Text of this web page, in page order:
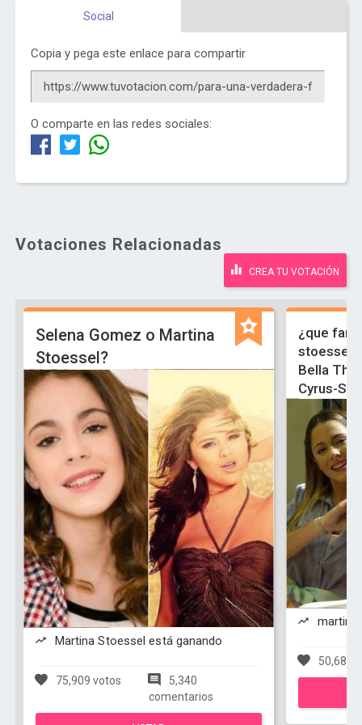
Social
Copia y pega este enlace para compartir
O comparte en las redes sociales:
Votaciones Relacionadas
CREA TU VOTACIÓN
Selena Gomez o Martina
Stoessel?
Martina Stoessel está ganando
75,909 votos
5,340
comentarios
¿que
stoessel-
Bella
Cyrus-
martina
50,684